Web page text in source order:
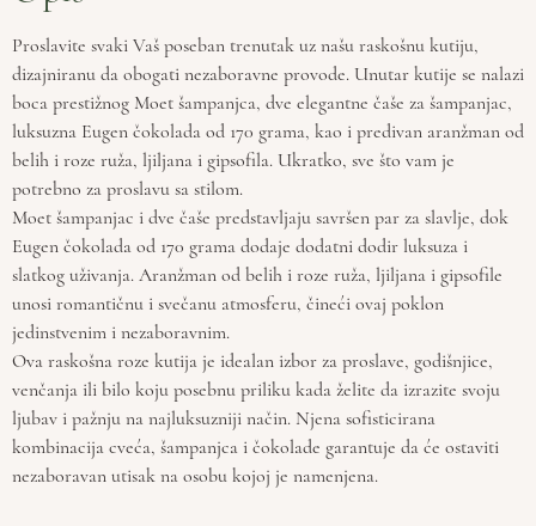
Proslavite svaki Vaš poseban trenutak uz našu raskošnu kutiju,
dizajniranu da obogati nezaboravne provode. Unutar kutije se nalazi
boca prestižnog Moet šampanjca, dve elegantne čaše za šampanjac,
luksuzna Eugen čokolada od 170 grama, kao i predivan aranžman od
belih i roze ruža, ljiljana i gipsofila. Ukratko, sve što vam je
potrebno za proslavu sa stilom.
Moet šampanjac i dve čaše predstavljaju savršen par za slavlje, dok
Eugen čokolada od 170 grama dodaje dodatni dodir luksuza i
slatkog uživanja. Aranžman od belih i roze ruža, ljiljana i gipsofile
unosi romantičnu i svečanu atmosferu, čineći ovaj poklon
jedinstvenim i nezaboravnim.
Ova raskošna roze kutija je idealan izbor za proslave, godišnjice,
venčanja ili bilo koju posebnu priliku kada želite da izrazite svoju
ljubav i pažnju na najluksuzniji način. Njena sofisticirana
kombinacija cveća, šampanjca i čokolade garantuje da će ostaviti
nezaboravan utisak na osobu kojoj je namenjena.